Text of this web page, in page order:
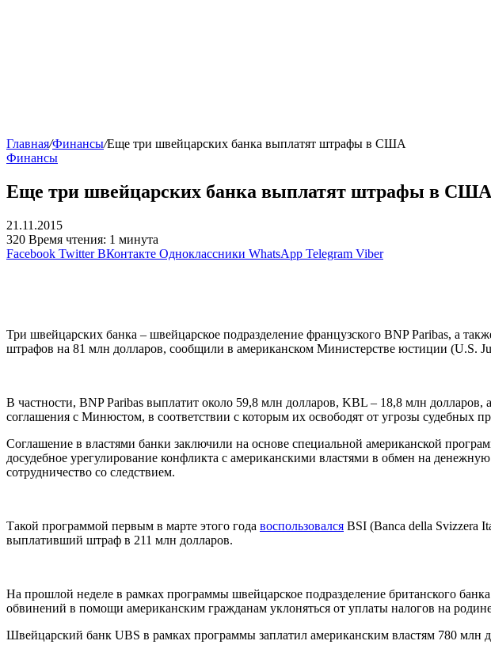
Главная/Финансы/Еще три швейцарских банка выплатят штрафы в США
Финансы
Еще три швейцарских банка выплатят штрафы в США
21.11.2015
320 Время чтения: 1 минута
Facebook Twitter ВКонтакте Одноклассники WhatsApp Telegram Viber
Три швейцарских банка – швейцарское подразделение французского BNP Paribas, а
штрафов на 81 млн долларов, сообщили в американском Министерстве юстиции (U.S.
В частности, BNP Paribas выплатит около 59,8 млн долларов, KBL – 18,8 млн
соглашения с Минюстом, в соответствии с которым их освободят от угрозы судебных
Соглашение в властями банки заключили на основе специальной американской
досудебное урегулирование конфликта с американскими властями в обмен на
сотрудничество со следствием.
Такой программой первым в марте этого года воспользовался BSI (Banca della Svizzera
выплативший штраф в 211 млн долларов.
На прошлой неделе в рамках программы швейцарское подразделение британского банка
обвинений в помощи американским гражданам уклоняться от уплаты налогов на
Швейцарский банк UBS в рамках программы заплатил американским властям 780 млн